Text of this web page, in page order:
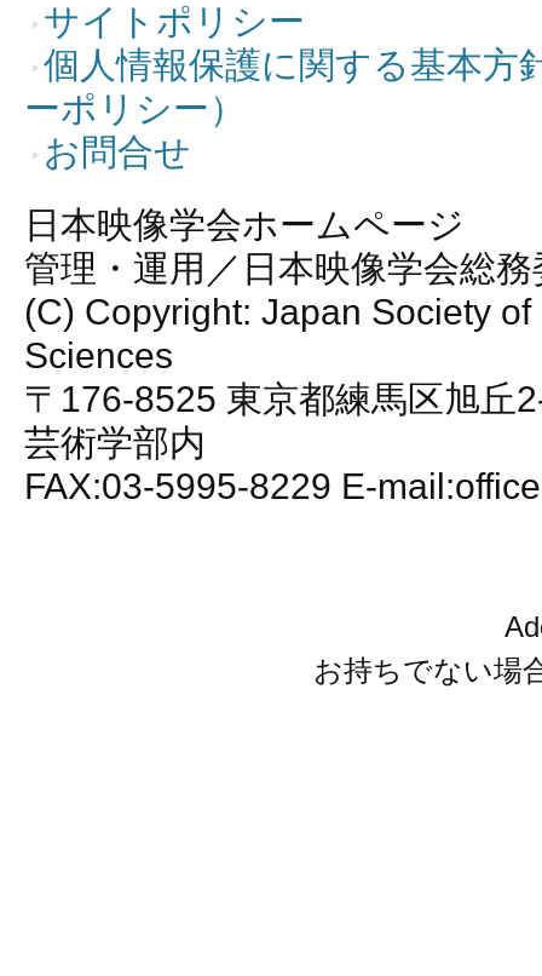
サイトポリシー
個人情報保護に関する基本方
ーポリシー）
お問合せ
日本映像学会ホームページ
管理・運用／日本映像学会総
(C) Copyright: Japan Society of
Sciences
〒176-8525 東京都練馬区旭丘
芸術学部内
FAX:03-5995-8229 E-
お持ちでない場